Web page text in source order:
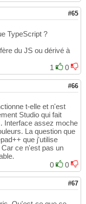
#65
TypeScript ?
du JS ou dérivé à
1
0
#66
t-elle et n'est
Studio qui fait
Interface assez moche
La question que
que j'utilise
ce n'est pas un
0
0
#67